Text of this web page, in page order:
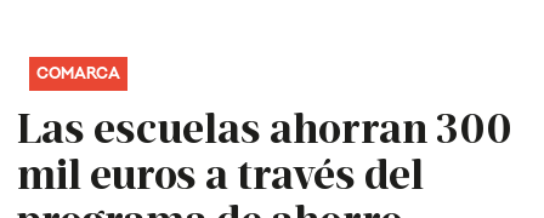
Las escuelas ahorran 300
mil euros a través del
COMARCA